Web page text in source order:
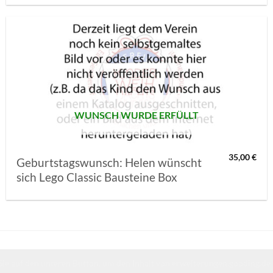
WUNSCH WURDE ERFÜLLT
Geburtstagswunsch: Helen wünscht
sich Lego Classic Bausteine Box
35,00€